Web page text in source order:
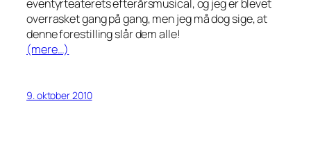
eventyrteaterets efterårsmusical, og jeg er blevet
overrasket gang på gang, men jeg må dog sige, at
denne forestilling slår dem alle!
(mere…)
9. oktober 2010